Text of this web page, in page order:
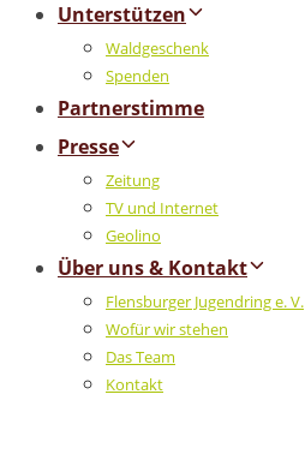
Unterstützen
Waldgeschenk
Spenden
Partnerstimme
Presse
Zeitung
TV und Internet
Geolino
Über uns & Kontakt
Flensburger Jugendring e. V.
Wofür wir stehen
Das Team
Kontakt